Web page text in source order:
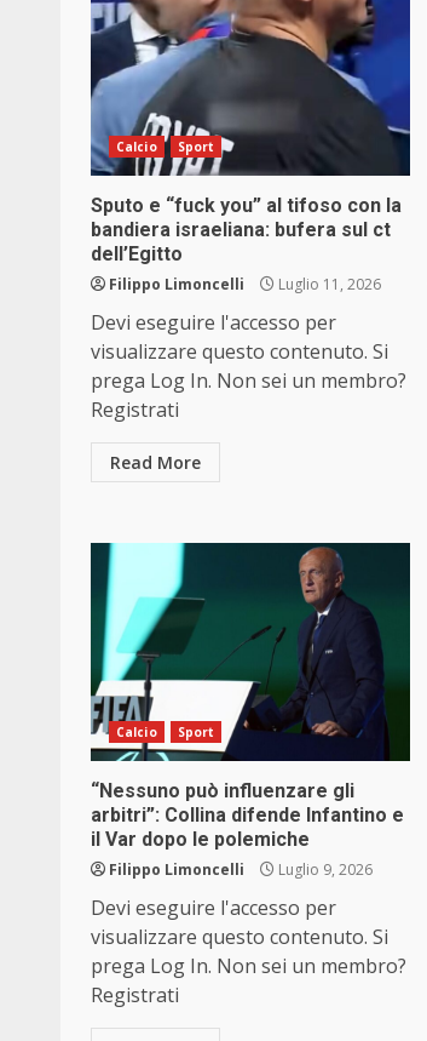
Calcio Sport
Sputo e “fuck you” al tifoso con la
bandiera israeliana: bufera sul ct
dell’Egitto
Filippo Limoncelli Luglio 11, 2026
Devi eseguire l'accesso per
visualizzare questo contenuto. Si
prega Log In. Non sei un membro?
Registrati
Read More
Calcio Sport
“Nessuno può influenzare gli
arbitri”: Collina difende Infantino e
il Var dopo le polemiche
Filippo Limoncelli Luglio 9, 2026
Devi eseguire l'accesso per
visualizzare questo contenuto. Si
prega Log In. Non sei un membro?
Registrati